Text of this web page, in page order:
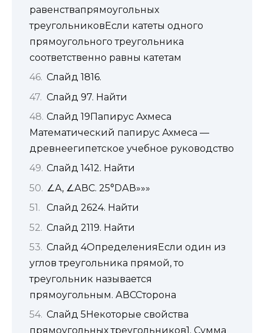
равенствапрямоугольных
треугольниковЕсли катеты одного
прямоугольного треугольника
соответственно равны катетам
Слайд 1816.
Слайд 97. Найти
Слайд 19Папирус Ахмеса
Математический папирус Ахмеса —
древнеегипетское учебное руководство
Слайд 1412. Найти
∠А, ∠АВС. 25°DАВ»»»
Слайд 2624. Найти
Слайд 2119. Найти
Слайд 4ОпределенияЕсли один из
углов треугольника прямой, то
треугольник называется
прямоугольным. АВССторона
Слайд 5Некоторые свойства
прямоугольных треугольников1. Сумма